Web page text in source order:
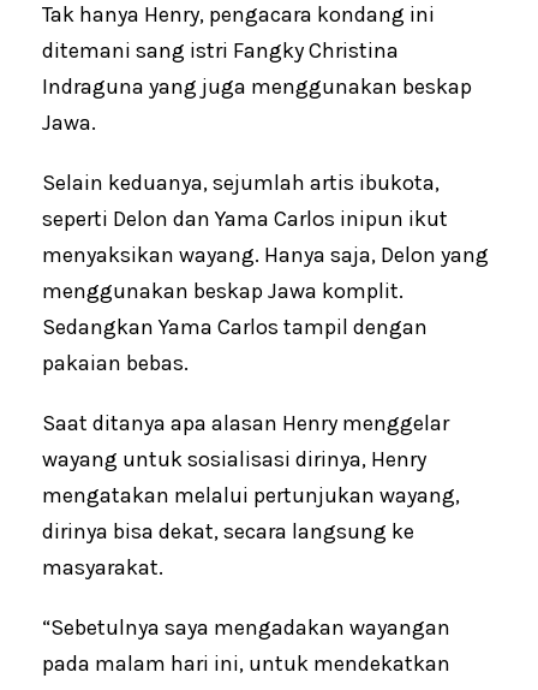
Tak hanya Henry, pengacara kondang ini
ditemani sang istri Fangky Christina
Indraguna yang juga menggunakan beskap
Jawa.
Selain keduanya, sejumlah artis ibukota,
seperti Delon dan Yama Carlos inipun ikut
menyaksikan wayang. Hanya saja, Delon yang
menggunakan beskap Jawa komplit.
Sedangkan Yama Carlos tampil dengan
pakaian bebas.
Saat ditanya apa alasan Henry menggelar
wayang untuk sosialisasi dirinya, Henry
mengatakan melalui pertunjukan wayang,
dirinya bisa dekat, secara langsung ke
masyarakat.
“Sebetulnya saya mengadakan wayangan
pada malam hari ini, untuk mendekatkan